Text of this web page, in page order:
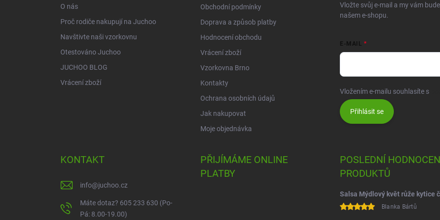
O nás
Proč rodiče nakupují na Juchoo
Navštivte naši vzorkovnu
Otestováno Juchoo
JUCHOO BLOG
Vrácení zboží
Obchodní podmínky
Doprava a způsob platby
Hodnocení obchodu
Vrácení zboží
Vzorkovna Brno
Kontakty
Ochrana osobních údajů
Jak nakupovat
Moje objednávka
Vložte svůj e-mail a my vám
našem e-shopu.
E-MAIL
Vložením e-mailu souhlasíte s
Přihlásit se
KONTAKT
info@juchoo.cz
Máte dotaz? 605 233 630 (Po-
Pá: 8.00-19.00)
PŘIJÍMÁME ONLINE
PLATBY
POSLEDNÍ
PRODUKTŮ
Blanka Bártů